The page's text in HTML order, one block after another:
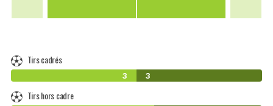
Tirs cadrés
3 3
Tirs hors cadre